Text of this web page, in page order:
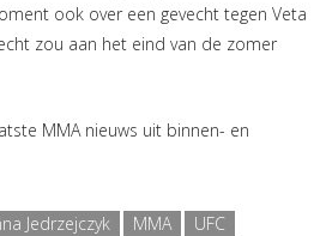
ook over een gevecht tegen Veta
zou aan het eind van de zomer
MMA nieuws uit binnen- en
Jedrzejczyk MMA
UFC